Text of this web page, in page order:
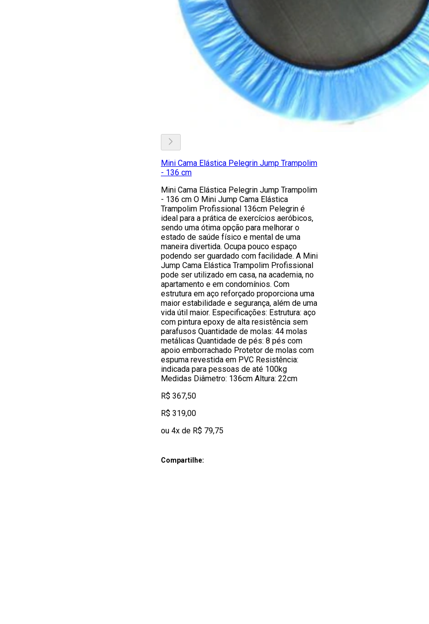
Mini Cama Elástica Pelegrin Jump Trampolim
- 136 cm
Mini Cama Elástica Pelegrin Jump Trampolim
- 136 cm O Mini Jump Cama Elástica
Trampolim Profissional 136cm Pelegrin é
ideal para a prática de exercícios aeróbicos,
sendo uma ótima opção para melhorar o
estado de saúde físico e mental de uma
maneira divertida. Ocupa pouco espaço
podendo ser guardado com facilidade. A Mini
Jump Cama Elástica Trampolim Profissional
pode ser utilizado em casa, na academia, no
apartamento e em condomínios. Com
estrutura em aço reforçado proporciona uma
maior estabilidade e segurança, além de uma
vida útil maior. Especificações: Estrutura: aço
com pintura epoxy de alta resistência sem
parafusos Quantidade de molas: 44 molas
metálicas Quantidade de pés: 8 pés com
apoio emborrachado Protetor de molas com
espuma revestida em PVC Resistência:
indicada para pessoas de até 100kg
Medidas Diâmetro: 136cm Altura: 22cm
R$ 367,50
R$ 319,00
ou 4x de R$ 79,75
Compartilhe: